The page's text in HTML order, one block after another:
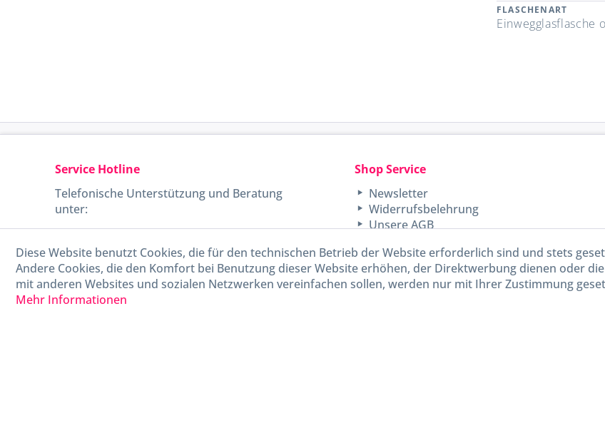
FLASCHENART
Einwegglasflasche
Service Hotline
Telefonische Unterstützung und Beratung
unter:
040-880 99 770
Mo-Fr, 09:00 - 15:00 Uhr
Shop Service
Newsletter
Widerrufsbelehrung
Unsere AGB
Diese Website benutzt Cookies, die für den technischen Betrieb der Website erforderlich sind und stets
Andere Cookies, die den Komfort bei Benutzung dieser Website erhöhen, der Direktwerbung dienen oder
mit anderen Websites und sozialen Netzwerken vereinfachen sollen, werden nur mit Ihrer Zustimmung
Mehr Informationen